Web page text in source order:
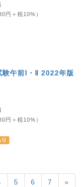
円＋税10%）
午前Ⅰ・Ⅱ 2022年版
円＋税10%）
5 6 7 »